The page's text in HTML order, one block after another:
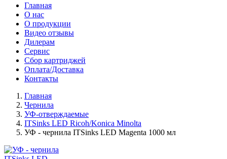
Главная
О нас
О продукции
Видео отзывы
Дилерам
Сервис
Сбор картриджей
Оплата/Доставка
Контакты
Главная
Чернила
УФ-отверждаемые
ITSinks LED Ricoh/Konica Minolta
УФ - чернила ITSinks LED Magenta 1000 мл